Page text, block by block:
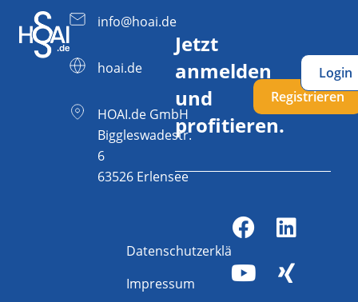
info@hoai.de
hoai.de
HOAI.de GmbH
Biggleswadestr.
6
63526 Erlensee
Jetzt
anmelden
und
profitieren.
Registrieren
Login
Datenschutzerklärung
Impressum